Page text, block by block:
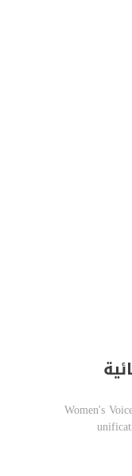
Women's